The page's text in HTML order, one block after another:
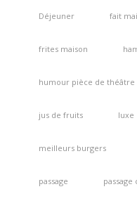
Déjeuner fait
frites maison
humour pièce de théâtre
jus de fruits luxe
meilleurs burgers
passage